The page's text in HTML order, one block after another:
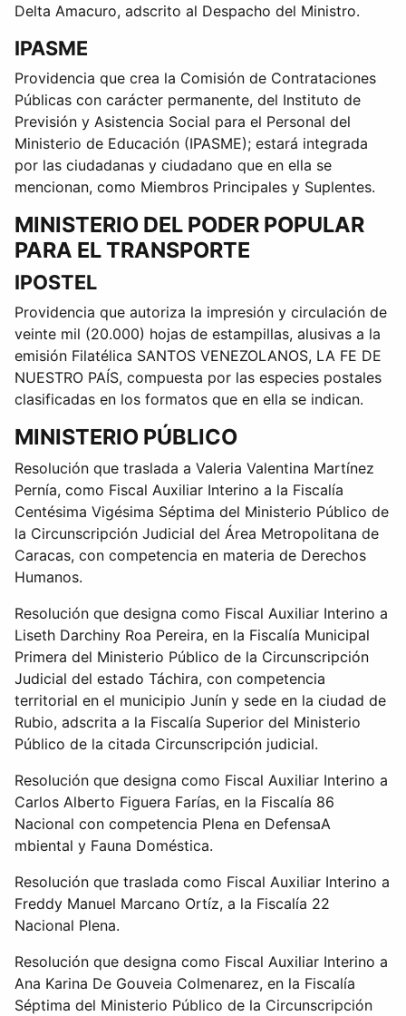
Delta Amacuro, adscrito al Despacho del Ministro.
IPASME
Providencia que crea la Comisión de Contrataciones
Públicas con carácter permanente, del Instituto de
Previsión y Asistencia Social para el Personal del
Ministerio de Educación (IPASME); estará integrada
por las ciudadanas y ciudadano que en ella se
mencionan, como Miembros Principales y Suplentes.
MINISTERIO DEL PODER POPULAR
PARA EL TRANSPORTE
IPOSTEL
Providencia que autoriza la impresión y circulación de
veinte mil (20.000) hojas de estampillas, alusivas a la
emisión Filatélica SANTOS VENEZOLANOS, LA FE DE
NUESTRO PAÍS, compuesta por las especies postales
clasificadas en los formatos que en ella se indican.
MINISTERIO PÚBLICO
Resolución que traslada a Valeria Valentina Martínez
Pernía, como Fiscal Auxiliar Interino a la Fiscalía
Centésima Vigésima Séptima del Ministerio Público de
la Circunscripción Judicial del Área Metropolitana de
Caracas, con competencia en materia de Derechos
Humanos.
Resolución que designa como Fiscal Auxiliar Interino a
Liseth Darchiny Roa Pereira, en la Fiscalía Municipal
Primera del Ministerio Público de la Circunscripción
Judicial del estado Táchira, con competencia
territorial en el municipio Junín y sede en la ciudad de
Rubio, adscrita a la Fiscalía Superior del Ministerio
Público de la citada Circunscripción judicial.
Resolución que designa como Fiscal Auxiliar Interino a
Carlos Alberto Figuera Farías, en la Fiscalía 86
Nacional con competencia Plena en DefensaA
mbiental y Fauna Doméstica.
Resolución que traslada como Fiscal Auxiliar Interino a
Freddy Manuel Marcano Ortíz, a la Fiscalía 22
Nacional Plena.
Resolución que designa como Fiscal Auxiliar Interino a
Ana Karina De Gouveia Colmenarez, en la Fiscalía
Séptima del Ministerio Público de la Circunscripción